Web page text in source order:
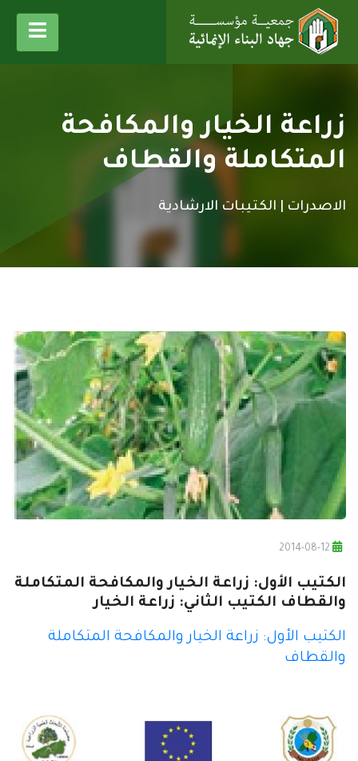
زراعة الخيار والمكافحة
المتكاملة والقطاف
الاصدرات | الكتيبات الارشادية
الكتيب الأول: زراعة الخيار والمكافحة المتكاملة
والقطاف الكتيب الثاني: زراعة الخيار
الكتيب الأول: زراعة الخيار والمكافحة المتكاملة
والقطاف